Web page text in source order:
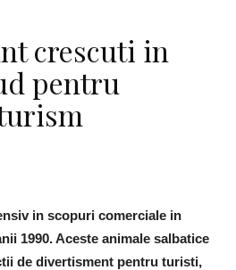
crescuti in
pentru
in scopuri comerciale in
1990. Aceste animale salbatice
de divertisment pentru turisti,